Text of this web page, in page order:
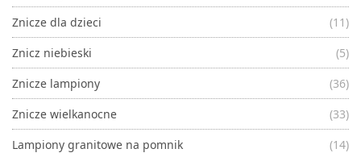
Znicze dla dzieci
(11)
Znicz niebieski
(5)
Znicze lampiony
(36)
Znicze wielkanocne
(33)
Lampiony granitowe na pomnik
(14)